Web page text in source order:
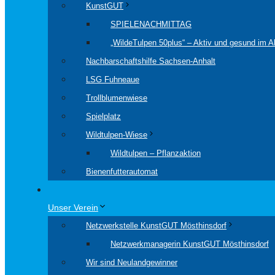
KunstGUT
SPIELENACHMITTAG
„WildeTulpen 50plus“ – Aktiv und gesund im
Nachbarschaftshilfe Sachsen-Anhalt
LSG Fuhneaue
Trollblumenwiese
Spielplatz
Wildtulpen-Wiese
Wildtulpen – Pflanzaktion
Bienenfutterautomat
Unser Verein
Netzwerkstelle KunstGUT Mösthinsdorf
Netzwerkmanagerin KunstGUT Mösthinsdorf
Wir sind Neulandgewinner